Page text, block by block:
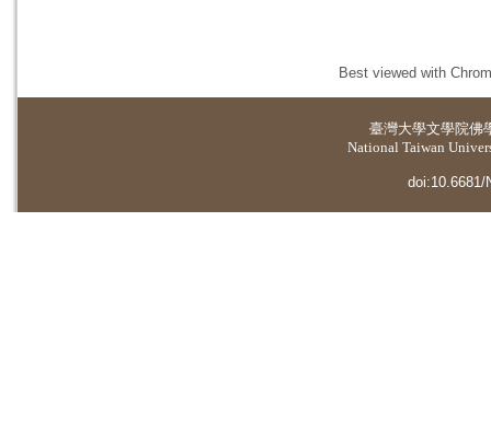
Best viewed with
臺灣大學文學院佛
National Taiwan
doi:10.6681/